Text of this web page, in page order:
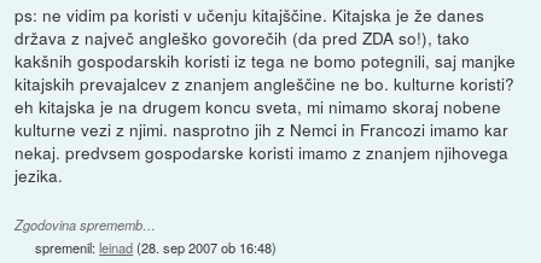
ps: ne vidim pa koristi v učenju kitajščine. Kitajska je že danes
država z največ angleško govorečih (da pred ZDA so!), tako
kakšnih gospodarskih koristi iz tega ne bomo potegnili, saj manjke
kitajskih prevajalcev z znanjem angleščine ne bo. kulturne koristi?
eh kitajska je na drugem koncu sveta, mi nimamo skoraj nobene
kulturne vezi z njimi. nasprotno jih z Nemci in Francozi imamo kar
nekaj. predvsem gospodarske koristi imamo z znanjem njihovega
jezika.
Zgodovina sprememb…
spremenil:leinad(28. sep 2007 ob 16:48)